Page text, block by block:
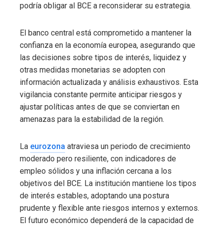
podría obligar al BCE a reconsiderar su estrategia.
El banco central está comprometido a mantener la
confianza en la economía europea, asegurando que
las decisiones sobre tipos de interés, liquidez y
otras medidas monetarias se adopten con
información actualizada y análisis exhaustivos. Esta
vigilancia constante permite anticipar riesgos y
ajustar políticas antes de que se conviertan en
amenazas para la estabilidad de la región.
La eurozona atraviesa un periodo de crecimiento
moderado pero resiliente, con indicadores de
empleo sólidos y una inflación cercana a los
objetivos del BCE. La institución mantiene los tipos
de interés estables, adoptando una postura
prudente y flexible ante riesgos internos y externos.
El futuro económico dependerá de la capacidad de